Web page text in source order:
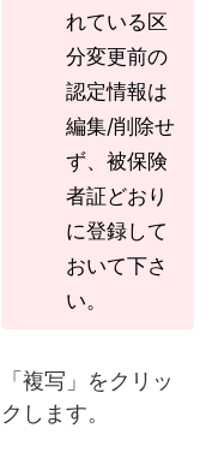
れている区
分変更前の
認定情報は
編集/削除せ
ず、被保険
者証どおり
に登録して
おいて下さ
い。
「複写」をクリッ
クします。